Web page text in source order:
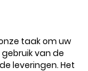
taak om uw
van de
leveringen. Het